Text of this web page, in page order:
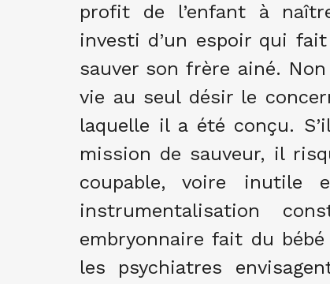
profit de l’enfant à
investi d’un espoir qui
sauver son frère ainé.
vie au seul désir le
laquelle il a été conçu.
mission de sauveur, il
coupable, voire inutile
instrumentalisation
embryonnaire fait du
les psychiatres